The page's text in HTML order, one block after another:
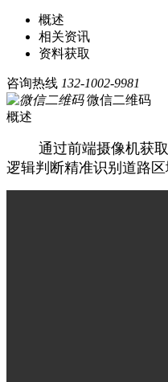
概述
相关资讯
资料获取
咨询热线 132-1002-9981
微信二维码
概述
通过前端摄像机获取
逻辑判断精准识别道路区